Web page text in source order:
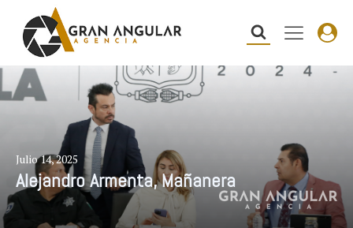
Julio 14, 2025
Alejandro Armenta, Mañanera